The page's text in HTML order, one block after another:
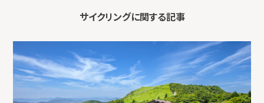
サイクリングに関する記事